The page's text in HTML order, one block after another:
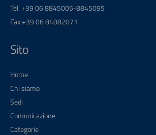
Tel. +39 06 8845005-8845095
Fax +39 06 84082071
Sito
Home
Chi siamo
Sedi
Comunicazione
Categorie